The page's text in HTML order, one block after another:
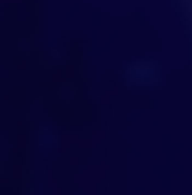
6120 novih sadnica